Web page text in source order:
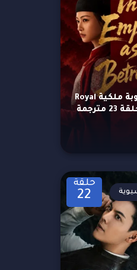
مسلسل خطوبة ملكية Royal
حلقة
22